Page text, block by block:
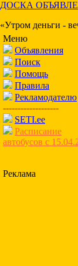
ДОСКА
«Утром деньги -
Меню
Объявления
Поиск
Помощь
Правила
Рекламодателю
-------------------
SETI.ee
Расписание
автобусов с
Реклама